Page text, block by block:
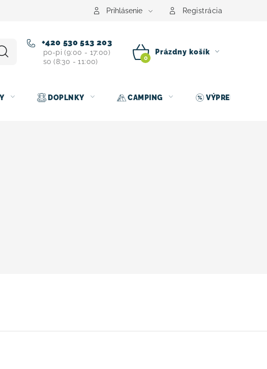
Prihlásenie Registrácia
+420 530 513 203
po-pi (9:00 - 17:00)
so (8:30 - 11:00)
NÁKUPNÝ
Prázdny košík
DOPLNKY CAMPING VÝPREDAJ